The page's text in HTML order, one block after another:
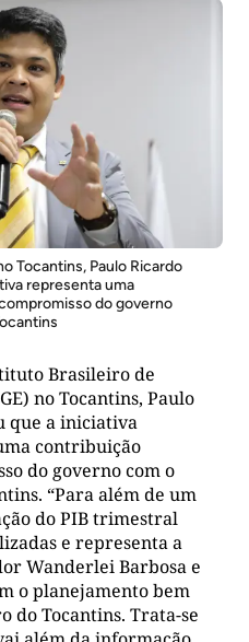
Tocantins, Paulo Ricardo
representa uma
do governo
Brasileiro de
no Tocantins, Paulo
que a iniciativa
contribuição
do governo com o
“Para além de um
do PIB trimestral
e representa a
Wanderlei Barbosa e
o planejamento bem
do Tocantins. Trata-se